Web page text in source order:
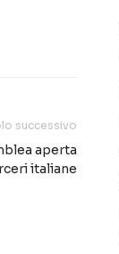
successivo
aperta
italiane